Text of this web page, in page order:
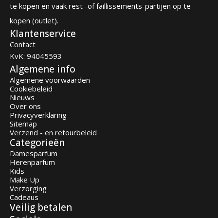
te kopen en vaak rest -of faillissements-partijen op te
kopen (outlet).
Klantenservice
Contact
KvK: 94045593
Algemene info
Algemene voorwaarden
Cookiebeleid
Nieuws
Over ons
Privacyverklaring
Sitemap
Verzend - en retourbeleid
Categorieën
Damesparfum
Herenparfum
Kids
Make Up
Verzorging
Cadeaus
Veilig betalen